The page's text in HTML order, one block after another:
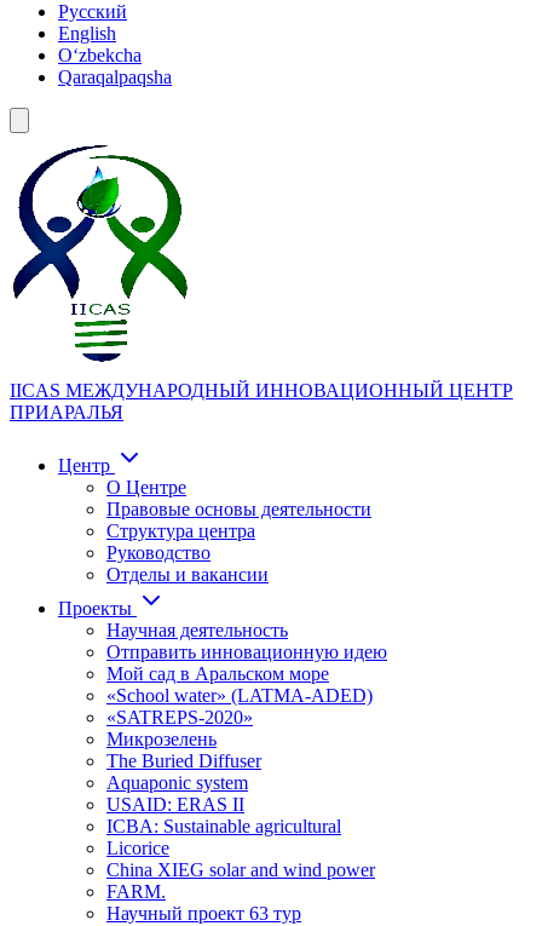
Русский
English
Oʻzbekcha
Qaraqalpaqsha
IICAS МЕЖДУНАРОДНЫЙ ИННОВАЦИОННЫЙ ЦЕНТР
ПРИАРАЛЬЯ
Центр
О Центре
Правовые основы деятельности
Структура центра
Руководство
Отделы и вакансии
Проекты
Научная деятельность
Отправить инновационную идею
Мой сад в Аральском море
«School water» (LATMA-ADED)
«SATREPS-2020»
Микрозелень
The Buried Diffuser
Aquaponic system
USAID: ERAS II
ICBA: Sustainable agricultural
Licorice
China XIEG solar and wind power
FARM.
Научный проект 63 тур